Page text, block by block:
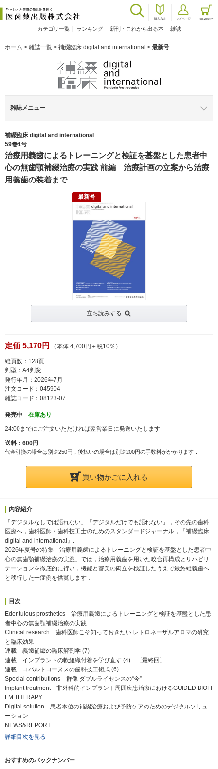
カテゴリ一覧 ランキング 新刊・これから出る本 雑誌
ホーム > 雑誌一覧 > 補綴臨床 digital and international > 最新号
雑誌メニュー
補綴臨床 digital and international
59巻4号
治療用義歯によるトレーニングと検証を基盤とした患者中
心の無歯顎補綴治療の実践 前編 治療計画の立案から治療
用義歯の装着まで
立ち読みする
定価 5,170円 （本体 4,700円＋税10％）
総頁数：128頁
判型：A4判変
発行年月：2026年7月
注文コード：045904
雑誌コード：08123-07
発売中 在庫あり
24:00までにご注文いただければ翌営業日に発送いたします．
送料：600円
代金引換の場合は別途250円，後払いの場合は別途200円の手数料がかかります．
買い物かごに入れる
内容紹介
「デジタルなしでは語れない」「デジタルだけでも語れない」，その先の歯科
医療へ，歯科医師・歯科技工士のためのスタンダードジャーナル，『補綴臨床
digital and international』.
2026年夏号の特集「治療用義歯によるトレーニングと検証を基盤とした患者中
心の無歯顎補綴治療の実践」では，治療用義歯を用いた咬合再構成とリハビリ
テーションを徹底的に行い，機能と審美の両立を検証したうえで最終総義歯へ
と移行した一症例を供覧します．
目次
Edentulous prosthetics 治療用義歯によるトレーニングと検証を基盤とした患
者中心の無歯顎補綴治療の実践
Clinical research 歯科医師こそ知っておきたい レトロネーザルアロマの研究
と臨床効果
連載 義歯補綴の臨床解剖学 (7)
連載 インプラントの軟組織付着を学び直す (4) 〔最終回〕
連載 コバルトコーヌスの歯科技工術式 (6)
Special contributions 群像 ダブルライセンスの“今”
Implant treatment 非外科的インプラント周囲疾患治療におけるGUIDED BIOFI
LM THERAPY
Digital solution 患者本位の補綴治療および予防ケアのためのデジタルソリュ
ーション
NEWS&REPORT
詳細目次を見る
おすすめのバックナンバー